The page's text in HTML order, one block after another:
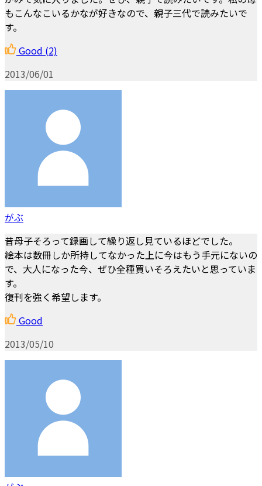
もこんなこいるかなが好きなので、親子三代で読みたいで
す。
Good (2)
2013/06/01
がぶ
昔母子そろって録画して繰り返し見ているほどでした。
絵本は数冊しか所持してなかった上に今はもう手元にないの
で、大人になった今、ぜひ全種買いそろえたいと思っていま
す。
復刊を強く希望します。
Good
2013/05/10